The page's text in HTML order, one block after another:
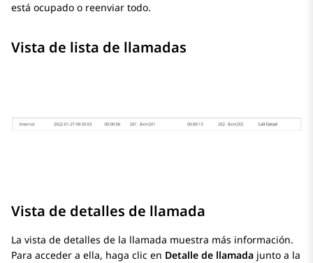
está ocupado o reenviar todo.
Vista de lista de llamadas
Vista de detalles de llamada
La vista de detalles de la llamada muestra más información.
Para acceder a ella, haga clic en Detalle de llamada junto a la